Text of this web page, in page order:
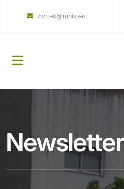
correu@moix.eu
Newsletter